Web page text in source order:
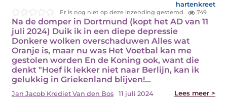
hartenkreet
Er is nog niet op deze inzending gestemd. 749
Na de domper in Dortmund (kopt het AD van 11
juli 2024) Duik ik in een diepe depressie
Donkere wolken overschaduwen Alles wat
Oranje is, maar nu was Het Voetbal kan me
gestolen worden En de Koning ook, want die
denkt "Hoef ik lekker niet naar Berlijn, kan ik
gelukkig in Griekenland blijven!…
Jan Jacob Krediet Van den Bos 11 juli 2024 Lees meer >